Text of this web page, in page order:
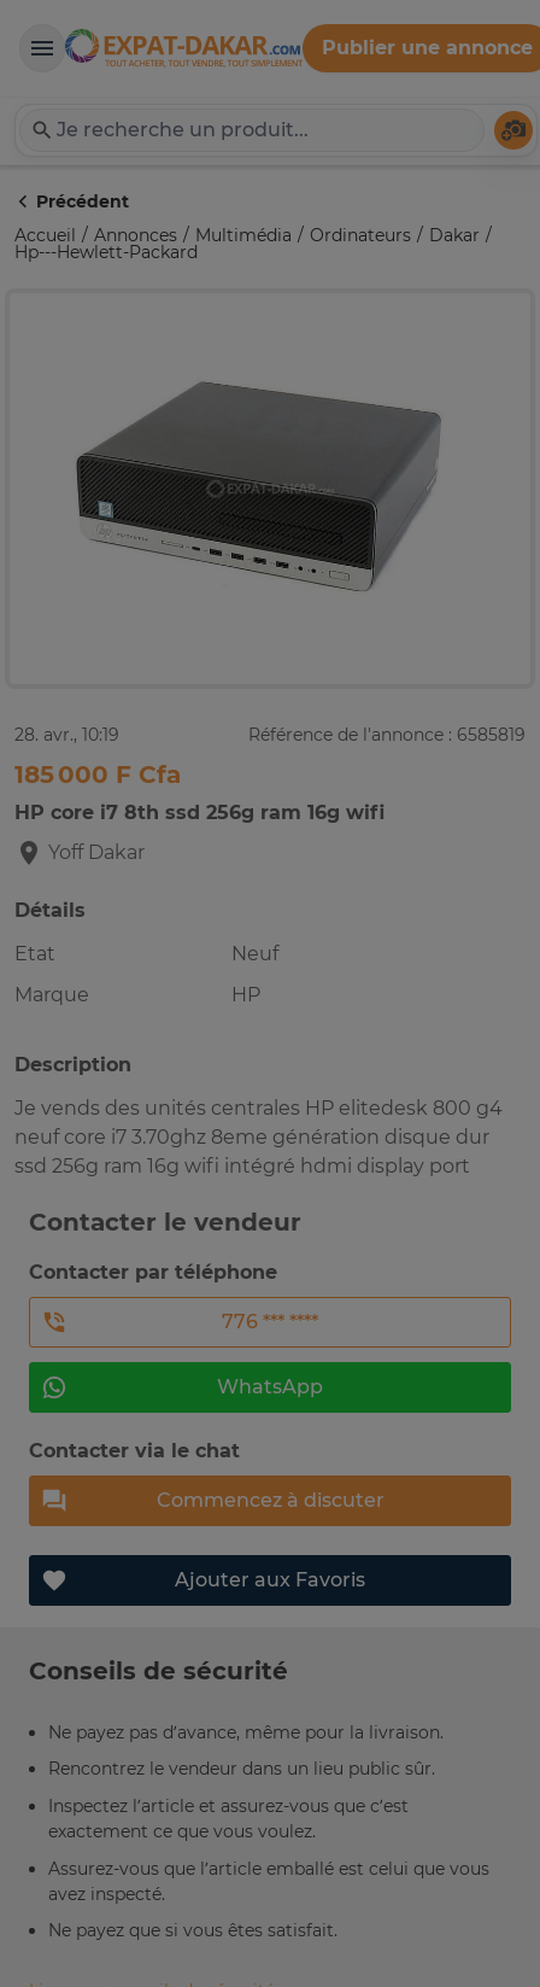
Expat-Dakar
Publier une annonce
Précédent
Accueil
Annonces Multimédia Ordinateurs Dakar
Hp---Hewlett-Packard
28. avr., 10:19 Référence de l'annonce : 6585819
185 000 F Cfa
HP core i7 8th ssd 256g ram 16g wifi
Yoff Dakar
Détails
Etat
Neuf
Marque
HP
Description
Je vends des unités centrales HP elitedesk 800 g4
neuf core i7 3.70ghz 8eme génération disque dur
ssd 256g ram 16g wifi intégré hdmi display port
Contacter le vendeur
Contacter par téléphone
776 *** ****
WhatsApp
Contacter via le chat
Commencez à discuter
Ajouter aux Favoris
Conseils de sécurité
Ne payez pas d’avance, même pour la livraison.
Rencontrez le vendeur dans un lieu public sûr.
Inspectez l’article et assurez-vous que c’est
exactement ce que vous voulez.
Assurez-vous que l’article emballé est celui que vous
avez inspecté.
Ne payez que si vous êtes satisfait.